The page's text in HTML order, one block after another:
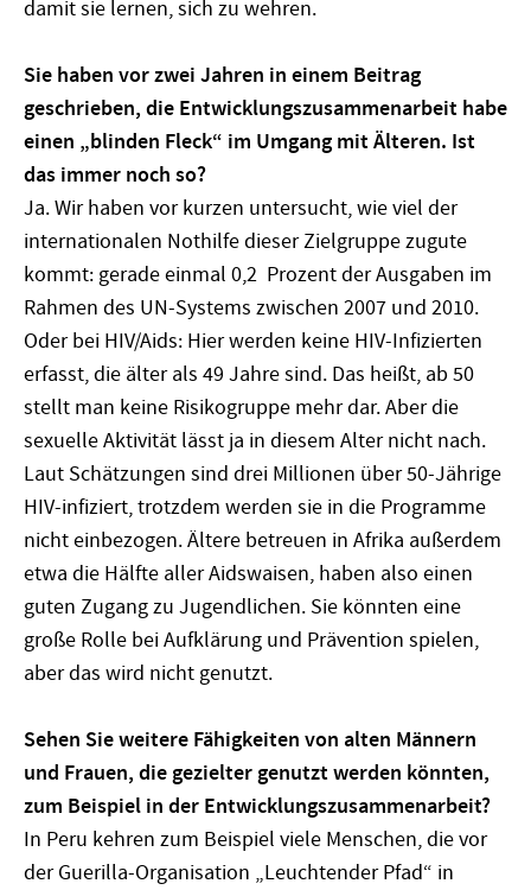
damit sie lernen, sich zu wehren.
Sie haben vor zwei Jahren in einem Beitrag
geschrieben, die Entwicklungszusammenarbeit habe
einen „blinden Fleck“ im Umgang mit Älteren. Ist
das immer noch so?
Ja. Wir haben vor kurzen untersucht, wie viel der
internationalen Nothilfe dieser Zielgruppe zugute
kommt: gerade einmal 0,2 Prozent der Ausgaben im
Rahmen des UN-Systems zwischen 2007 und 2010.
Oder bei HIV/Aids: Hier werden keine HIV-Infizierten
erfasst, die älter als 49 Jahre sind. Das heißt, ab 50
stellt man keine Risikogruppe mehr dar. Aber die
sexuelle Aktivität lässt ja in diesem Alter nicht nach.
Laut Schätzungen sind drei Millionen über 50-Jährige
HIV-infiziert, trotzdem werden sie in die Programme
nicht einbezogen. Ältere betreuen in Afrika außerdem
etwa die Hälfte aller Aidswaisen, haben also einen
guten Zugang zu Jugendlichen. Sie könnten eine
große Rolle bei Aufklärung und Prävention spielen,
aber das wird nicht genutzt.
Sehen Sie weitere Fähigkeiten von alten Männern
und Frauen, die gezielter genutzt werden könnten,
zum Beispiel in der Entwicklungszusammenarbeit?
In Peru kehren zum Beispiel viele Menschen, die vor
der Guerilla-Organisation „Leuchtender Pfad“ in